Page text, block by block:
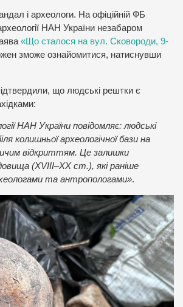
і археологи. На офіційній ФБ
НАН України незабаром
«Що сталося на вул. Сковороди, 9-
зможе ознайомитися, натиснувши
що людські рештки є
НАН України повідомляє: людські
колишньої археологічної бази на
відкриттям. Це залишки
(XVIII–ХХ ст.), які раніше
та антропологами».